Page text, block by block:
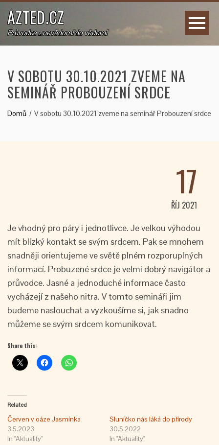
AZTED.CZ
Průvodce z nevědomí do vědomí
V SOBOTU 30.10.2021 ZVEME NA
SEMINÁŘ PROBOUZENÍ SRDCE
Domů V sobotu 30.10.2021 zveme na seminář Probouzení srdce
17
ŘÍJ 2021
Je vhodný pro páry i jednotlivce. Je velkou výhodou
mít blízký kontakt se svým srdcem. Pak se mnohem
snadněji orientujeme ve světě plném rozporuplných
informací. Probuzené srdce je velmi dobrý navigátor a
průvodce. Jasné a jednoduché informace často
vycházejí z našeho nitra. V tomto semináři jim
budeme naslouchat a vyzkoušíme si, jak snadno
můžeme se svým srdcem komunikovat.
Share this:
Related
Červen v oáze Jasmínka
3.5.2023
In "Aktuality"
Sluníčko nás láká do přírody
30.5.2022
In "Aktuality"